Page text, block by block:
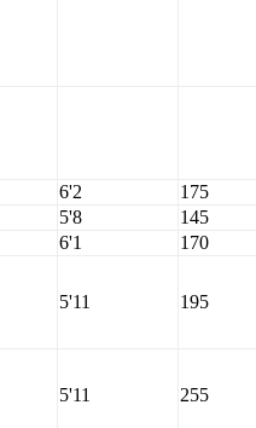
6'2 175
5'8 145
6'1 170
5'11 195
5'11 255